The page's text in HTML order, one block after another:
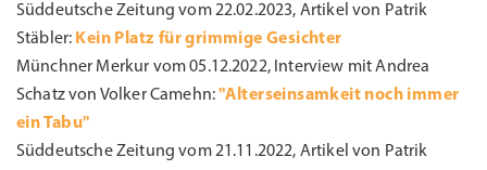
Süddeutsche Zeitung vom 22.02.2023, Artikel von Patrik
Stäbler: Kein Platz für grimmige Gesichter
Münchner Merkur vom 05.12.2022, Interview mit Andrea
Schatz von Volker Camehn:"Alterseinsamkeit noch immer
ein Tabu"
Süddeutsche Zeitung vom 21.11.2022, Artikel von Patrik